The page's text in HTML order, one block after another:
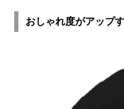
おしゃれ度がアップ